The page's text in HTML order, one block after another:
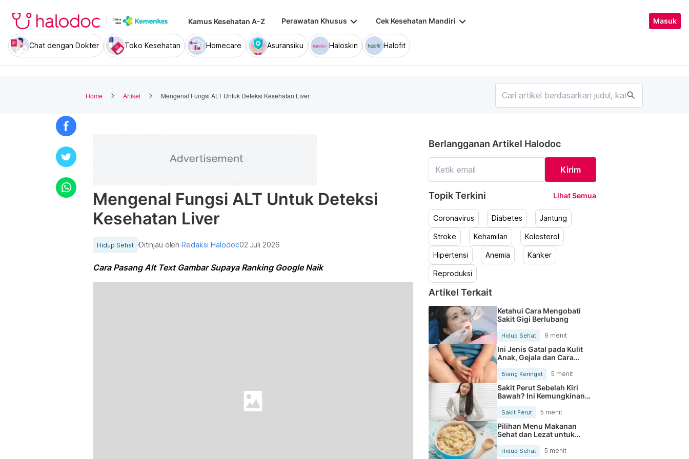
Kamus Kesehatan A-Z Perawatan Khusus keyboard_arrow_down Cek Kesehatan Mandiri keyboard_arrow_down Masuk
Chat dengan Dokter Toko Kesehatan Homecare Asuransiku Haloskin Halofit
Home Artikel Mengenal Fungsi ALT Untuk Deteksi Kesehatan Liver search
Mengenal Fungsi ALT Untuk Deteksi
Kesehatan Liver
Hidup Sehat Ditinjau olehRedaksi Halodoc02 Juli 2026
Cara Pasang Alt Text Gambar Supaya Ranking Google Naik
Berlangganan Artikel Halodoc
Kirim
Topik Terkini Lihat Semua
Coronavirus Diabetes Jantung
Stroke Kehamilan Kolesterol
Hipertensi Anemia Kanker
Reproduksi
Artikel Terkait
Ketahui Cara Mengobati
Sakit Gigi Berlubang
Hidup Sehat 9 menit
Ini Jenis Gatal pada Kulit
Anak, Gejala dan Cara
Mengobatinya
Biang Keringat 5 menit
Sakit Perut Sebelah Kiri
Bawah? Ini Kemungkinan
Sakit Perut 5 menit
Pilihan Menu Makanan
Sehat dan Lezat untuk
Mengurangi Kolesterol
Hidup Sehat 5 menit